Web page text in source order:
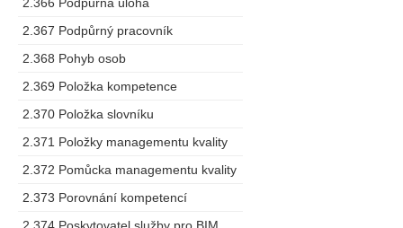
2.367 Podpůrný pracovník
2.368 Pohyb osob
2.369 Položka kompetence
2.370 Položka slovníku
2.371 Položky managementu kvality
2.372 Pomůcka managementu kvality
2.373 Porovnání kompetencí